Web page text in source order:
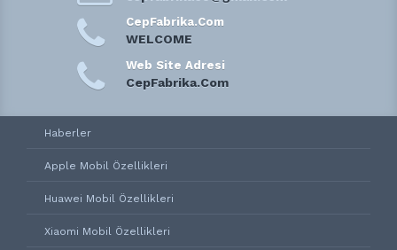
CepFabrika.Com
WELCOME
Web Site Adresi
CepFabrika.Com
Haberler
Apple Mobil Özellikleri
Huawei Mobil Özellikleri
Xiaomi Mobil Özellikleri